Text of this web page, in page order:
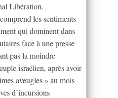
Libération.
les sentiments
qui dominent dans
face à une presse
pas la moindre
israélien, après avoir
aveugles » au mois
d’incursions